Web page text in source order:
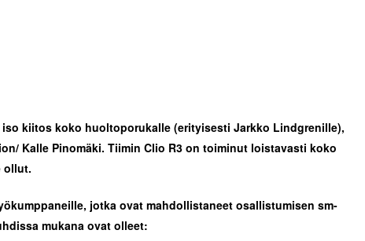
kiitos koko huoltoporukalle (erityisesti Jarkko Lindgrenille),
Kalle Pinomäki. Tiimin Clio R3 on toiminut loistavasti koko
ollut.
jotka ovat mahdollistaneet osallistumisen sm-
mukana ovat olleet: